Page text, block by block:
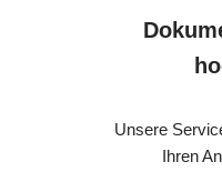
Unsere
Ihren